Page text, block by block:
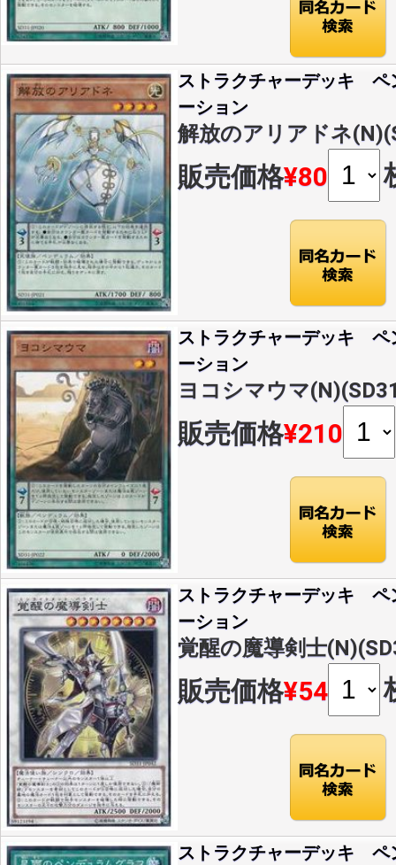
ストラクチャーデッキ ペ
ーション
解放のアリアドネ
販売価格¥80
ストラクチャーデッキ ペ
ーション
ヨコシマウマ
販売価格¥210
ストラクチャーデッキ ペ
ーション
覚醒の魔導剣士
販売価格¥54
ストラクチャーデッキ ペ